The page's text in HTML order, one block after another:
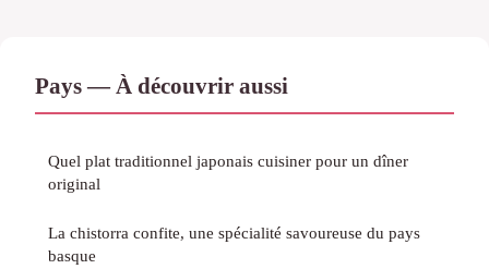
Pays — À découvrir aussi
Quel plat traditionnel japonais cuisiner pour un dîner
original
La chistorra confite, une spécialité savoureuse du pays
basque